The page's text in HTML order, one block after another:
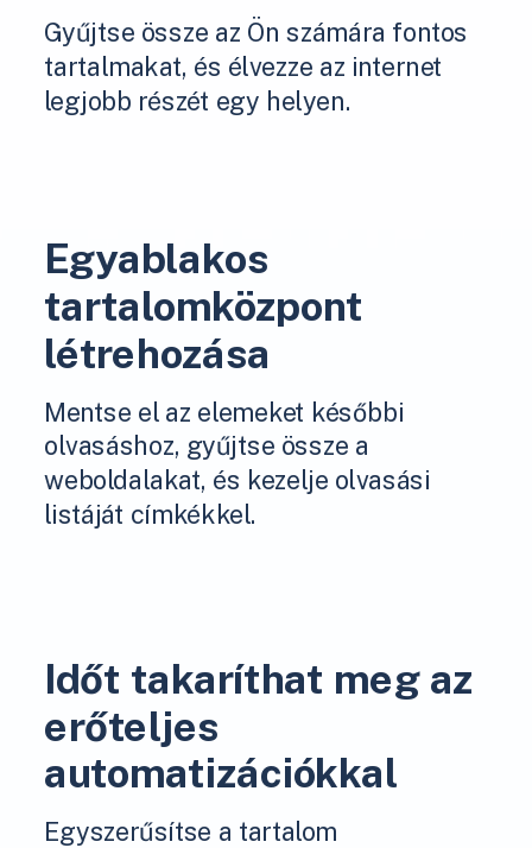
Gyűjtse össze az Ön számára fontos
tartalmakat, és élvezze az internet
legjobb részét egy helyen.
Egyablakos
tartalomközpont
létrehozása
Mentse el az elemeket későbbi
olvasáshoz, gyűjtse össze a
weboldalakat, és kezelje olvasási
listáját címkékkel.
Időt takaríthat meg az
erőteljes
automatizációkkal
Egyszerűsítse a tartalom